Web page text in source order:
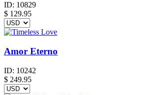
ID: 10829
$ 129.95
Amor Eterno
ID: 10242
$ 249.95